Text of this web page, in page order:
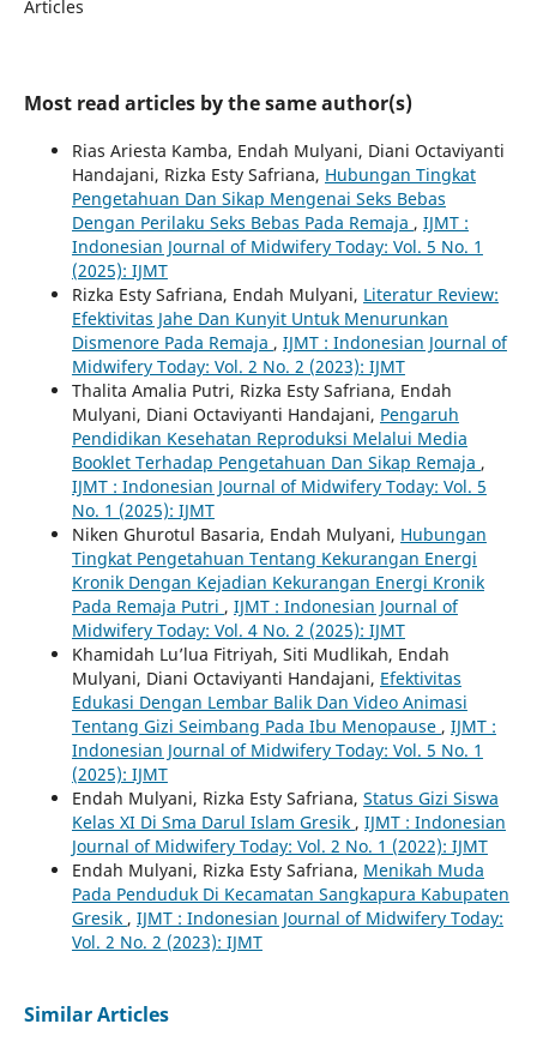
Articles
Most read articles by the same author(s)
Rias Ariesta Kamba, Endah Mulyani, Diani Octaviyanti
Handajani, Rizka Esty Safriana, Hubungan Tingkat
Pengetahuan Dan Sikap Mengenai Seks Bebas
Dengan Perilaku Seks Bebas Pada Remaja , IJMT :
Indonesian Journal of Midwifery Today: Vol. 5 No. 1
(2025): IJMT
Rizka Esty Safriana, Endah Mulyani, Literatur Review:
Efektivitas Jahe Dan Kunyit Untuk Menurunkan
Dismenore Pada Remaja , IJMT : Indonesian Journal of
Midwifery Today: Vol. 2 No. 2 (2023): IJMT
Thalita Amalia Putri, Rizka Esty Safriana, Endah
Mulyani, Diani Octaviyanti Handajani, Pengaruh
Pendidikan Kesehatan Reproduksi Melalui Media
Booklet Terhadap Pengetahuan Dan Sikap Remaja ,
IJMT : Indonesian Journal of Midwifery Today: Vol. 5
No. 1 (2025): IJMT
Niken Ghurotul Basaria, Endah Mulyani, Hubungan
Tingkat Pengetahuan Tentang Kekurangan Energi
Kronik Dengan Kejadian Kekurangan Energi Kronik
Pada Remaja Putri , IJMT : Indonesian Journal of
Midwifery Today: Vol. 4 No. 2 (2025): IJMT
Khamidah Lu’lua Fitriyah, Siti Mudlikah, Endah
Mulyani, Diani Octaviyanti Handajani, Efektivitas
Edukasi Dengan Lembar Balik Dan Video Animasi
Tentang Gizi Seimbang Pada Ibu Menopause , IJMT :
Indonesian Journal of Midwifery Today: Vol. 5 No. 1
(2025): IJMT
Endah Mulyani, Rizka Esty Safriana, Status Gizi Siswa
Kelas XI Di Sma Darul Islam Gresik , IJMT : Indonesian
Journal of Midwifery Today: Vol. 2 No. 1 (2022): IJMT
Endah Mulyani, Rizka Esty Safriana, Menikah Muda
Pada Penduduk Di Kecamatan Sangkapura Kabupaten
Gresik , IJMT : Indonesian Journal of Midwifery Today:
Vol. 2 No. 2 (2023): IJMT
Similar Articles